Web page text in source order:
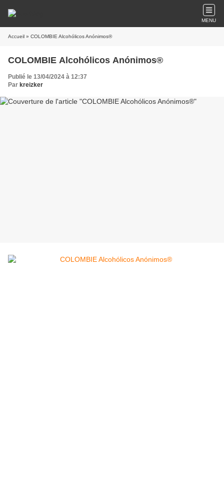
MENU
Accueil » COLOMBIE Alcohólicos Anónimos®
COLOMBIE Alcohólicos Anónimos®
Publié le 13/04/2024 à 12:37
Par kreizker